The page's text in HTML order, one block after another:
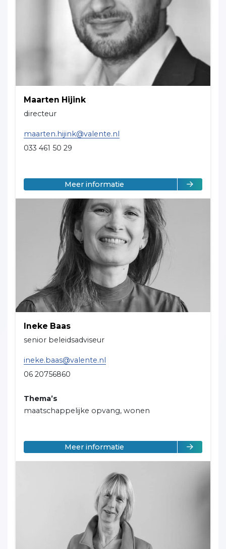
Maarten Hijink
directeur
maarten.hijink@valente.nl
033 461 50 29
Meer informatieover Maarten Hijink
Ineke Baas
senior beleidsadviseur
ineke.baas@valente.nl
06 20756860
Thema’s
maatschappelijke opvang, wonen
Meer informatieover Ineke Baas